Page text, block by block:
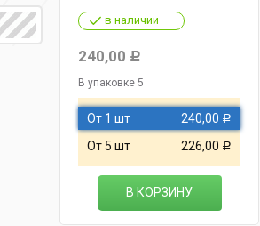
в наличии
240,00 Р
В упаковке 5
От 1 шт 240,00 Р
От 5 шт 226,00 Р
В КОРЗИНУ